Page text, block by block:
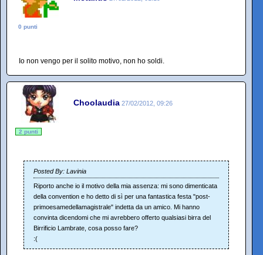
0 punti
Io non vengo per il solito motivo, non ho soldi.
Choolaudia 27/02/2012, 09:26
2 punti
Posted By: Lavinia
Riporto anche io il motivo della mia assenza: mi sono dimenticata
della convention e ho detto di sì per una fantastica festa "post-
primoesamedellamagistrale" indetta da un amico. Mi hanno
convinta dicendomi che mi avrebbero offerto qualsiasi birra del
Birrificio Lambrate, cosa posso fare?
:(